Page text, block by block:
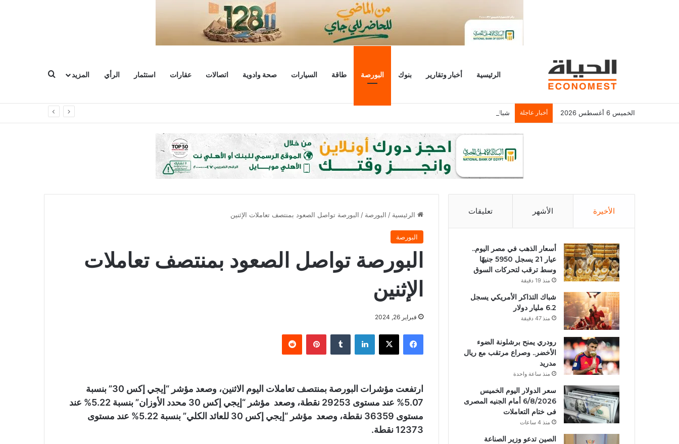
الرئيسية أخبار وتقارير بنوك البورصة طاقة السيارات صحة وادوية اتصالات عقارات استثمار الرأي المزيد
الخميس 6 أغسطس 2026 أخبار عاجلة شباك التذاكر الأمريكي يسجل 6.2 مليار دولار
الرئيسية / البورصة / البورصة تواصل الصعود بمنتصف تعاملات الإثنين
البورصة
البورصة تواصل الصعود بمنتصف تعاملات
الإثنين
فبراير 26, 2024
فيسبوك لينكدإن بينتيريست
ارتفعت مؤشرات البورصة بمنتصف تعاملات اليوم الاثنين، وصعد مؤشر “إيجي إكس 30” بنسبة
5.07% عند مستوى 29253 نقطة، وصعد مؤشر “إيجي إكس 30 محدد الأوزان” بنسبة 5.22% عند
مستوى 36359 نقطة، وصعد مؤشر “إيجي إكس 30 للعائد الكلي” بنسبة 5.22% عند مستوى
12373 نقطة.
الأخيرة الأشهر تعليقات
أسعار الذهب في مصر اليوم..
عيار 21 يسجل 5950 جنيهًا
وسط ترقب لتحركات السوق
منذ 19 دقيقة
شباك التذاكر الأمريكي يسجل
6.2 مليار دولار
منذ 47 دقيقة
رودري يمنح برشلونة الضوء
الأخضر.. وصراع مرتقب مع ريال
مدريد
منذ ساعة واحدة
سعر الدولار اليوم الخميس
6/8/2026 أمام الجنيه المصرى
فى ختام التعاملات
منذ 4 ساعات
الصين تدعو وزير الصناعة